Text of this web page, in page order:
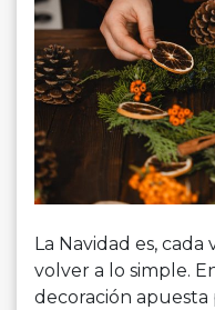
La Navidad es,
volver a lo simple.
decoración